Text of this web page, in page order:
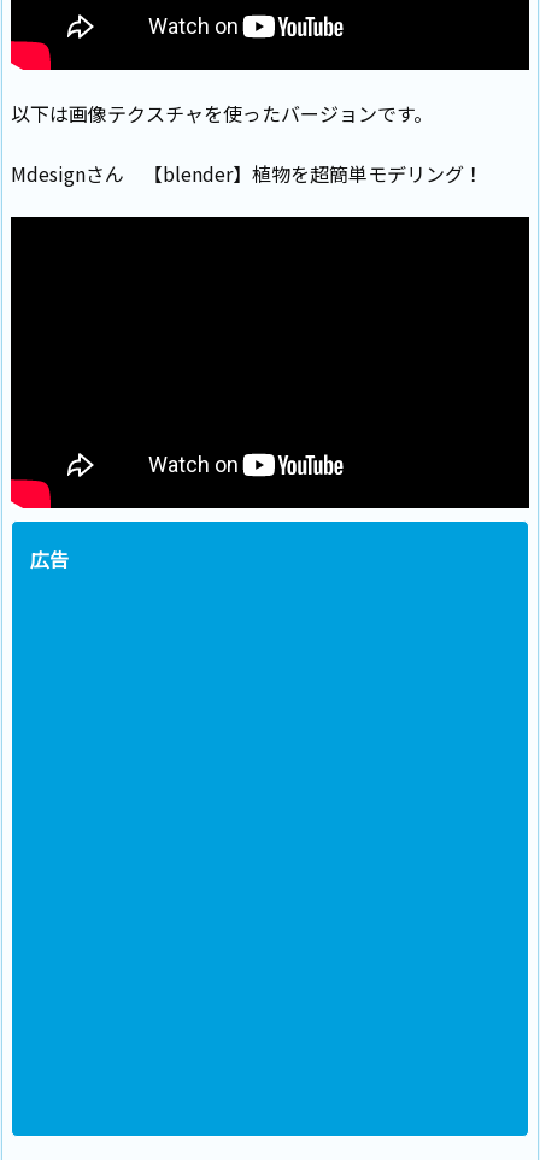
以下は画像テクスチャを使ったバージョンです。
Mdesignさん 【blender】植物を超簡単モデリング！
広告